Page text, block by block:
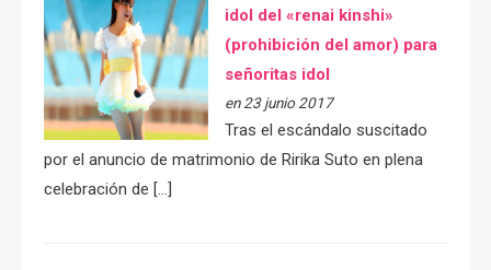
idol del «renai kinshi»
(prohibición del amor) para
señoritas idol
en 23 junio 2017
Tras el escándalo suscitado
por el anuncio de matrimonio de Ririka Suto en plena
celebración de […]